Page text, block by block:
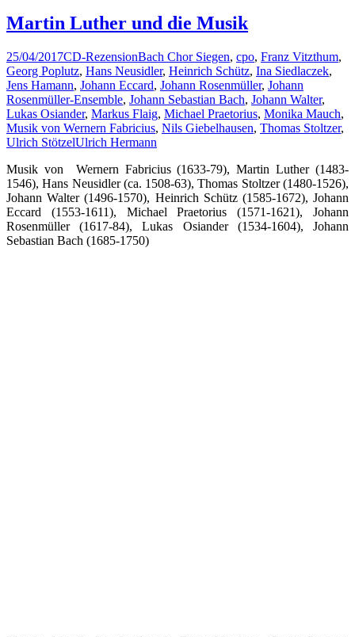
Martin Luther und die Musik
25/04/2017CD-RezensionBach Chor Siegen, cpo, Franz Vitzthum,
Georg Poplutz, Hans Neusidler, Heinrich Schütz, Ina Siedlaczek,
Jens Hamann, Johann Eccard, Johann Rosenmüller, Johann
Rosenmüller-Ensemble, Johann Sebastian Bach, Johann Walter,
Lukas Osiander, Markus Flaig, Michael Praetorius, Monika Mauch,
Musik von Wernern Fabricius, Nils Giebelhausen, Thomas Stoltzer,
Ulrich StötzelUlrich Hermann
Musik von Wernern Fabricius (1633-79), Martin Luther (1483-
1546), Hans Neusidler (ca. 1508-63), Thomas Stoltzer (1480-1526),
Johann Walter (1496-1570), Heinrich Schütz (1585-1672), Johann
Eccard (1553-1611), Michael Praetorius (1571-1621), Johann
Rosenmüller (1617-84), Lukas Osiander (1534-1604), Johann
Sebastian Bach (1685-1750)